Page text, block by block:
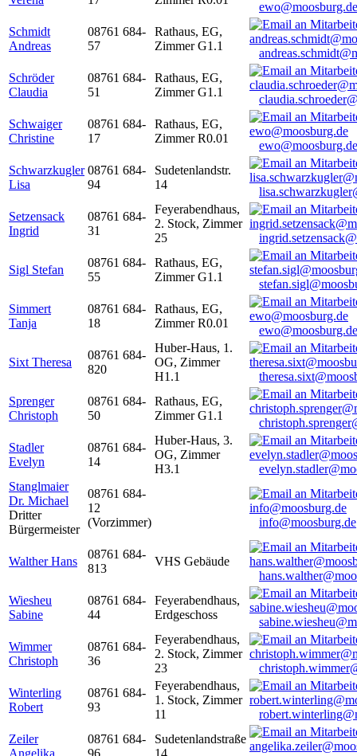
ewo@moosburg.de
Schmidt
Andreas
08761 684-
57
Rathaus, EG,
Zimmer G1.1
Schröder
Claudia
08761 684-
51
Rathaus, EG,
Zimmer G1.1
Schwaiger
Christine
08761 684-
17
Rathaus, EG,
Zimmer R0.01
ewo@moosburg.de
Schwarzkugler
Lisa
08761 684-
94
Sudetenlandstr.
14
Setzensack
Ingrid
08761 684-
31
Feyerabendhaus,
2. Stock, Zimmer
25
Sigl Stefan
08761 684-
55
Rathaus, EG,
Zimmer G1.1
Simmert
Tanja
08761 684-
18
Rathaus, EG,
Zimmer R0.01
ewo@moosburg.de
Sixt Theresa
08761 684-
820
Huber-Haus, 1.
OG, Zimmer
H1.1
Sprenger
Christoph
08761 684-
50
Rathaus, EG,
Zimmer G1.1
Stadler
Evelyn
08761 684-
14
Huber-Haus, 3.
OG, Zimmer
H3.1
Stanglmaier
Dr. Michael
Dritter
Bürgermeister
08761 684-
12
(Vorzimmer)
info@moosburg.de
Walther Hans
08761 684-
813
VHS Gebäude
Wiesheu
Sabine
08761 684-
44
Feyerabendhaus,
Erdgeschoss
Wimmer
Christoph
08761 684-
36
Feyerabendhaus,
2. Stock, Zimmer
23
Winterling
Robert
08761 684-
93
Feyerabendhaus,
1. Stock, Zimmer
11
Zeiler
Angelika
08761 684-
96
Sudetenlandstraße
14